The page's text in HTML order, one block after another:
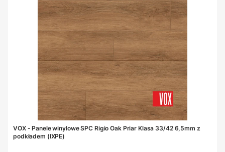
VOX - Panele winylowe SPC Rigio Oak Priar Klasa 33/42 6,5mm z
podkładem (IXPE)